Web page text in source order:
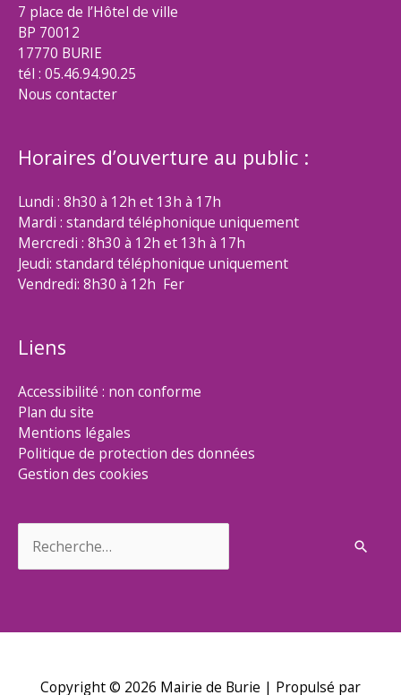
7 place de l’Hôtel de ville
BP 70012
17770 BURIE
tél : 05.46.94.90.25
Nous contacter
Horaires d’ouverture au public :
Lundi : 8h30 à 12h et 13h à 17h
Mardi : standard téléphonique uniquement
Mercredi : 8h30 à 12h et 13h à 17h
Jeudi: standard téléphonique uniquement
Vendredi: 8h30 à 12h Fer
Liens
Accessibilité : non conforme
Plan du site
Mentions légales
Politique de protection des données
Gestion des cookies
Copyright © 2026 Mairie de Burie | Propulsé par